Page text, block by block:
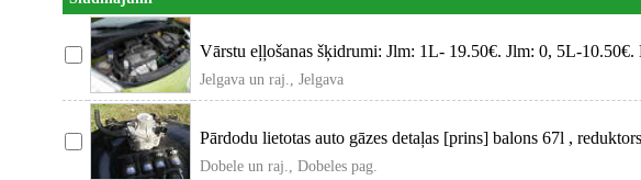
Vārstu eļļošanas šķidrumi: Jlm: 1L- 19.50€. Jlm: 0, 5L-
нас не
Jelgava un raj., Jelgava
Pārdodu lietotas auto gāzes detaļas [prins] balons 67l ,
atseviški
Dobele un raj., Dobeles pag.